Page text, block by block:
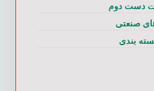
دست دوم
صنعتی
بندی